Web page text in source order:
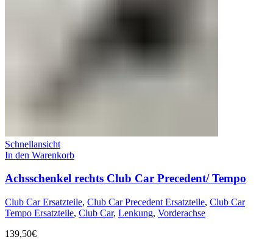
Schnellansicht
In den Warenkorb
Achsschenkel rechts Club Car Precedent/ Tempo
Club Car Ersatzteile, Club Car Precedent Ersatzteile, Club Car
Tempo Ersatzteile, Club Car, Lenkung, Vorderachse
139,50€